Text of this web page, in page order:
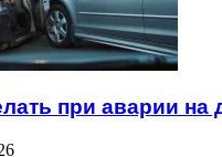
при аварии на